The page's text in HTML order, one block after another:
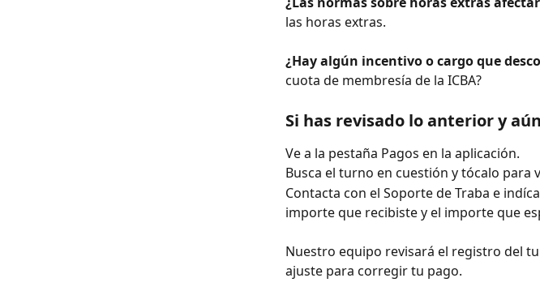
las horas extras.
¿Hay algún incentivo o cargo que
cuota de membresía de la ICBA?
Si has revisado lo anterior y
Ve a la pestaña Pagos en la aplicación.
Busca el turno en cuestión y tócalo para
Contacta con el Soporte de Traba e
importe que recibiste y el importe que
Nuestro equipo revisará el registro del
ajuste para corregir tu pago.